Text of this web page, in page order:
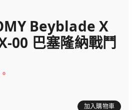
Beyblade X
00 巴塞隆納戰鬥
加入購物車